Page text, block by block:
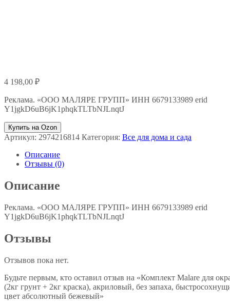
4 198,00 ₽
Реклама. «ООО МАЛЯРЕ ГРУПП» ИНН 6679133989 erid
Y1jgkD6uB6jK1phqkTLTbNJLnqtJ
Купить на Ozon
Артикул: 2974216814 Категория: Все для дома и сада
Описание
Отзывы (0)
Описание
Реклама. «ООО МАЛЯРЕ ГРУПП» ИНН 6679133989 erid
Y1jgkD6uB6jK1phqkTLTbNJLnqtJ
Отзывы
Отзывов пока нет.
Будьте первым, кто оставил отзыв на «Комплект Malare для
(2кг грунт + 2кг краска), акриловый, без запаха,
цвет абсолютный бежевый»